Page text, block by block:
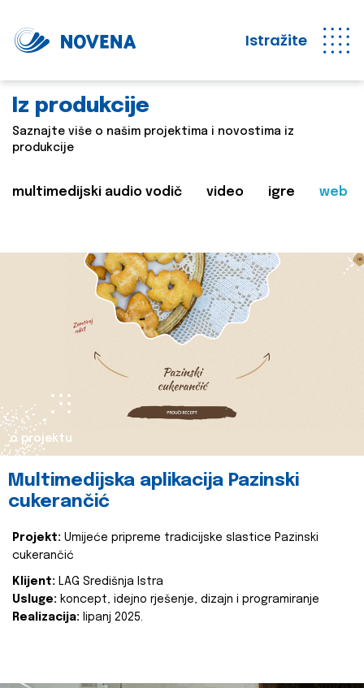
Istražite
Iz produkcije
Saznajte više o našim projektima i novostima iz
produkcije
multimedijski audio vodič video igre web
o projektu
Multimedijska aplikacija Pazinski
cukerančić
Projekt: Umijeće pripreme tradicijske slastice Pazinski
cukerančić
Klijent: LAG Središnja Istra
Usluge: koncept, idejno rješenje, dizajn i programiranje
Realizacija: lipanj 2025.